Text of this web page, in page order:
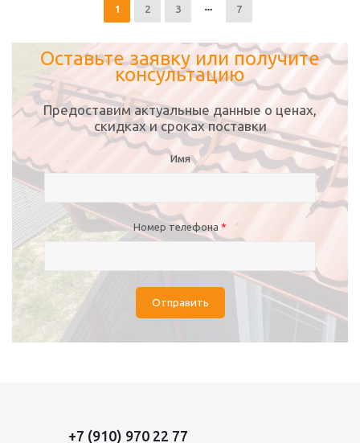
1 2 3 7
Оставьте заявку или получите
консультацию
Предоставим актуальные данные о ценах,
скидках и сроках поставки
Имя
Номер телефона *
Отправить
+7 (910) 970 22 77